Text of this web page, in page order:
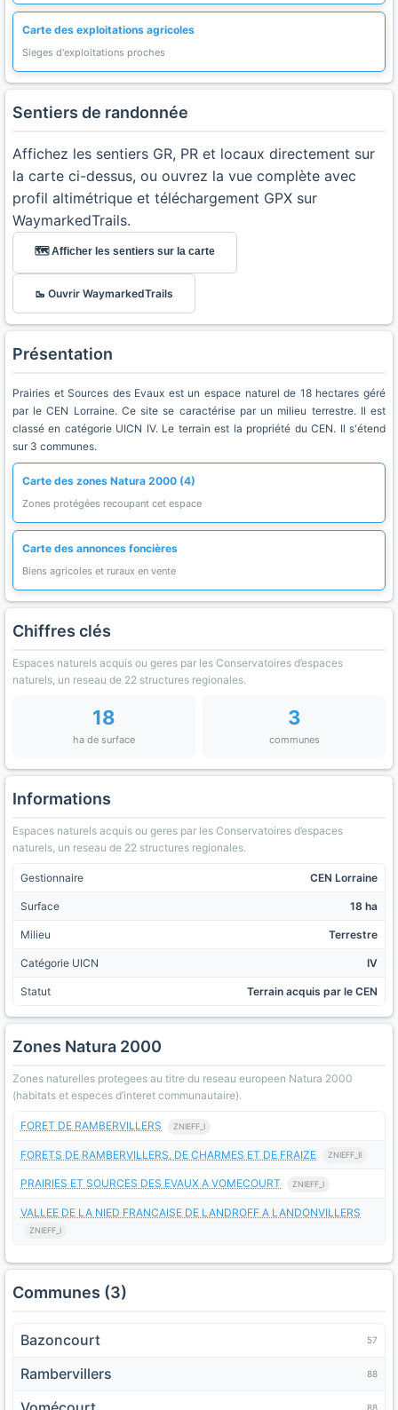
Carte des exploitations agricoles
Sieges d'exploitations proches
Sentiers de randonnée
Affichez les sentiers GR, PR et locaux directement sur
la carte ci-dessus, ou ouvrez la vue complète avec
profil altimétrique et téléchargement GPX sur
WaymarkedTrails.
🗺️ Afficher les sentiers sur la carte
🥾 Ouvrir WaymarkedTrails
Présentation
Prairies et Sources des Evaux est un espace naturel de 18 hectares géré
par le CEN Lorraine. Ce site se caractérise par un milieu terrestre. Il est
classé en catégorie UICN IV. Le terrain est la propriété du CEN. Il s'étend
sur 3 communes.
Carte des zones Natura 2000 (4)
Zones protégées recoupant cet espace
Carte des annonces foncières
Biens agricoles et ruraux en vente
Chiffres clés
Espaces naturels acquis ou geres par les Conservatoires d’espaces
naturels, un reseau de 22 structures regionales.
18
ha de surface
3
communes
Informations
Espaces naturels acquis ou geres par les Conservatoires d’espaces
naturels, un reseau de 22 structures regionales.
Gestionnaire CEN Lorraine
Surface 18 ha
Milieu Terrestre
Catégorie UICN IV
Statut Terrain acquis par le CEN
Zones Natura 2000
Zones naturelles protegees au titre du reseau europeen Natura 2000
(habitats et especes d’interet communautaire).
FORET DE RAMBERVILLERS ZNIEFF_I
FORETS DE RAMBERVILLERS, DE CHARMES ET DE FRAIZE ZNIEFF_II
PRAIRIES ET SOURCES DES EVAUX A VOMECOURT ZNIEFF_I
VALLEE DE LA NIED FRANCAISE DE LANDROFF A LANDONVILLERS
ZNIEFF_I
Communes (3)
Bazoncourt 57
Rambervillers 88
88